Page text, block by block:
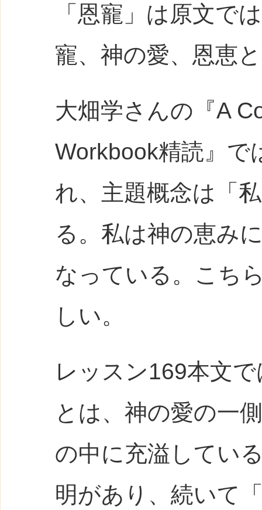
「恩寵」は原文で
寵、神の愛、恩恵
大畑学さんの『A
Workbook精読 』で
れ、主題概念は「
る。私は神の恵み
なっている。こち
しい。
レッスン169本文
とは、神の愛の一
の中に充溢してい
明があり、続いて